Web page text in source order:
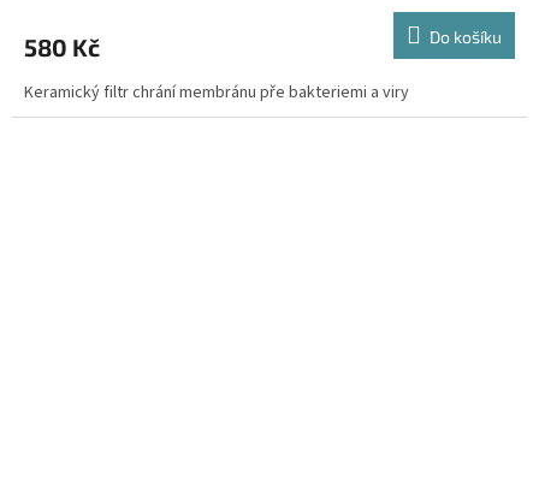
580 Kč Do košíku
Keramický filtr chrání membránu pře bakteriemi a viry